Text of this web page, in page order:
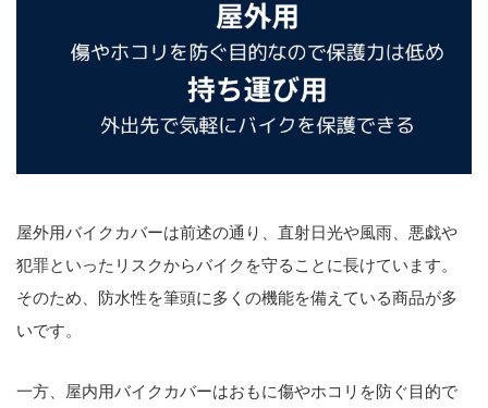
屋外用バイクカバーは前述の通り、直射日光や風雨、悪戯や
犯罪といったリスクからバイクを守ることに長けています。
そのため、防水性を筆頭に多くの機能を備えている商品が多
いです。
一方、屋内用バイクカバーはおもに傷やホコリを防ぐ目的で